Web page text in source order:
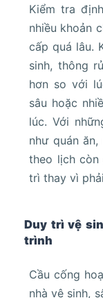
Kiểm tra
nhiều khoản
cấp quá lâu.
sinh, thông
hơn so với
sâu hoặc
lúc. Với
như quán
theo lịch
trì thay vì
Duy trì vệ
trình
Cầu cống
nhà vệ sinh,